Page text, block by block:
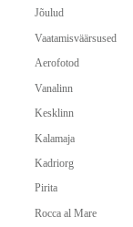
Jõulud
Vaatamisväärsused
Aerofotod
Vanalinn
Kesklinn
Kalamaja
Kadriorg
Pirita
Rocca al Mare